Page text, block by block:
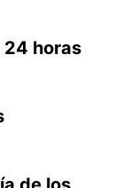
horas